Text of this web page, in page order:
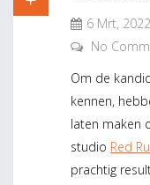
6 Mrt, 2022
No
Om de
kennen,
laten maken
studio Red
prachtig